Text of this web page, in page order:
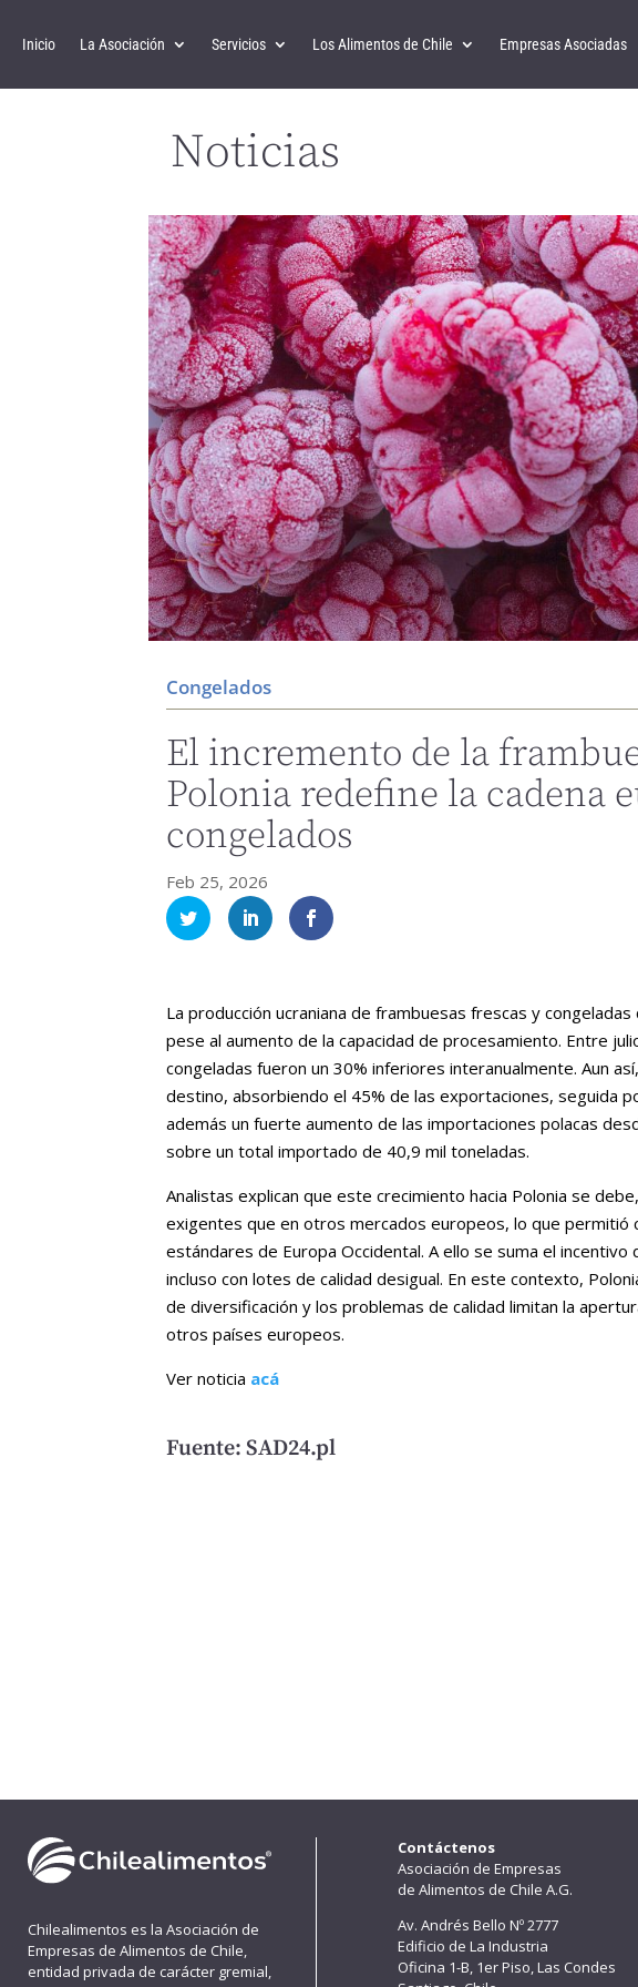
Inicio La Asociación Servicios Los Alimentos de Chile Empresas Asociadas
Noticias
Congelados
El incremento de la
Polonia redefine la cadena
congelados
Feb 25, 2026
La producción ucraniana de frambuesas frescas y
pese al aumento de la capacidad de procesamiento. Entre
congeladas fueron un 30% inferiores interanualmente. Aun
destino, absorbiendo el 45% de las exportaciones, seguida
además un fuerte aumento de las importaciones polacas
sobre un total importado de 40,9 mil toneladas.
Analistas explican que este crecimiento hacia Polonia se
exigentes que en otros mercados europeos, lo que permitió
estándares de Europa Occidental. A ello se suma el
incluso con lotes de calidad desigual. En este contexto,
de diversificación y los problemas de calidad limitan la
otros países europeos.
Ver noticia acá
Fuente: SAD24.pl
Chilealimentos es la Asociación de
Empresas de Alimentos de Chile,
entidad privada de carácter gremial,
Contáctenos
Asociación de Empresas
de Alimentos de Chile A.G.
Av. Andrés Bello Nº 2777
Edificio de La Industria
Oficina 1-B, 1er Piso, Las Condes